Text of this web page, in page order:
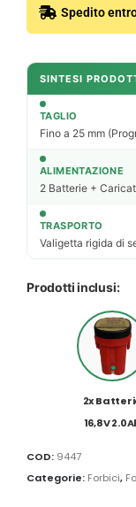
Spedito
SINTESI
TAGLIO
Fino a 25 mm
ALIMENTAZIONE
2 Batterie +
TRASPORTO
Valigetta rigida di
Prodotti inclusi:
2x
16,8V
COD: 9447
Categorie: Forbici,